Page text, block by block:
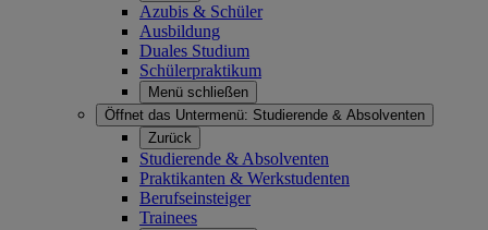
Azubis & Schüler
Ausbildung
Duales Studium
Schülerpraktikum
Menü schließen
Öffnet das Untermenü: Studierende & Absolventen
Zurück
Studierende & Absolventen
Praktikanten & Werkstudenten
Berufseinsteiger
Trainees